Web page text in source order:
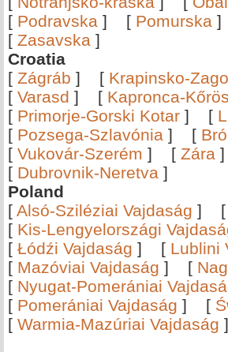
[ Podravska ] [ Pomurska ]
[ Zasavska ]
Croatia
[ Zágráb ] [ Krapinsko-
[ Varasd ] [ Kapronca-Kőrös
[ Primorje-Gorski Kotar ] [
[ Pozsega-Szlavónia ] [
[ Vukovár-Szerém ] [ Zára
[ Dubrovnik-Neretva ]
Poland
[ Alsó-Sziléziai Vajdaság ] [
[ Kis-Lengyelországi
[ Łódźi Vajdaság ] [ Lublini
[ Mazóviai Vajdaság ] [
[ Nyugat-Pomerániai
[ Pomerániai Vajdaság ] [
[ Warmia-Mazúriai Vajdaság